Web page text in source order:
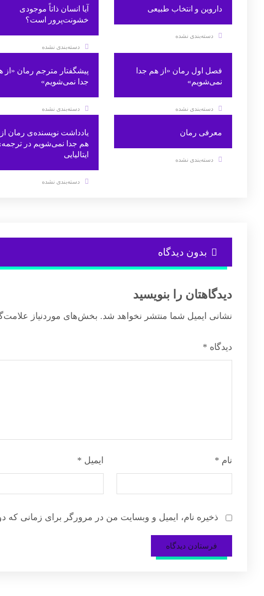
داروین و انتخاب طبیعی
دسته‌بندی نشده
آیا انسان ذاتاً موجودی
خشونت‌پرور است؟
دسته‌بندی نشده
فصل اول رمان «از هم جدا
نمی‌شویم»
دسته‌بندی نشده
پیشگفتار مترجم رمان «از
جدا نمی‌شویم»
دسته‌بندی نشده
معرفی رمان
دسته‌بندی نشده
یادداشت نویسنده‌ی رمان از
هم جدا نمی‌شویم در
ایتالیایی
دسته‌بندی نشده
بدون دیدگاه
دیدگاهتان را بنویسید
نشانی ایمیل شما منتشر نخواهد شد. بخش‌های موردنیاز
دیدگاه *
نام * ایمیل *
ذخیره نام، ایمیل و وبسایت من در مرورگر برای زمانی که